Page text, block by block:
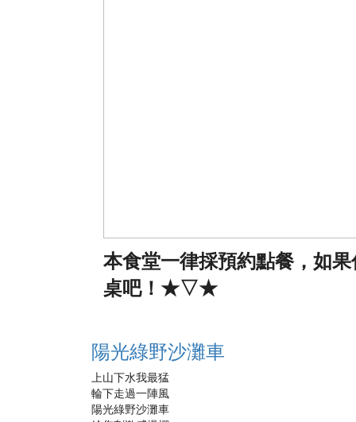
本食堂一律採預約點餐，如
桌吧！★▽★
陽光綠野沙灘車
上山下水我最猛
輪下走過一陣風
陽光綠野沙灘車